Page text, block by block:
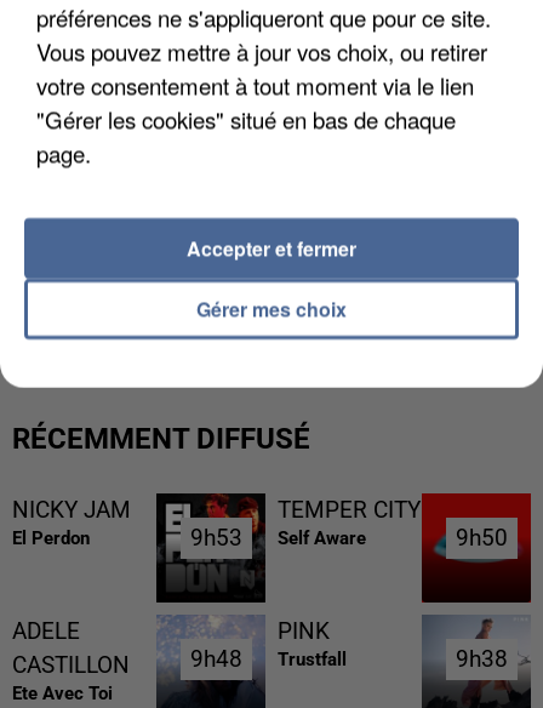
UN SECOND CADRE DE LA DZ MAFIA
INTERPELLÉ EN ALGÉRIE
RÉCEMMENT DIFFUSÉ
NICKY JAM
El Perdon 9h53
9h53
TEMPER CITY
Self Aware 9h50
9h50
ADELE
CASTILLON
Ete Avec Toi
9h48
9h48
PINK
Trustfall 9h38
9h38
préférences ne s'appliqueront que pour ce site.
Vous pouvez mettre à jour vos choix, ou retirer
votre consentement à tout moment via le lien
"Gérer les cookies" situé en bas de chaque
page.
Gérer mes choix
Accepter et fermer